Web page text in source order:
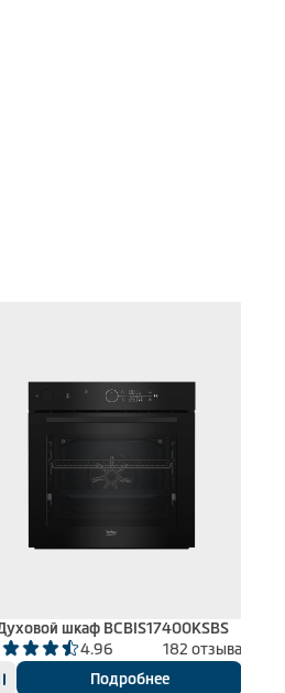
шкаф BCBIS17400KSBS
4.96
182 отзыва
Подробнее